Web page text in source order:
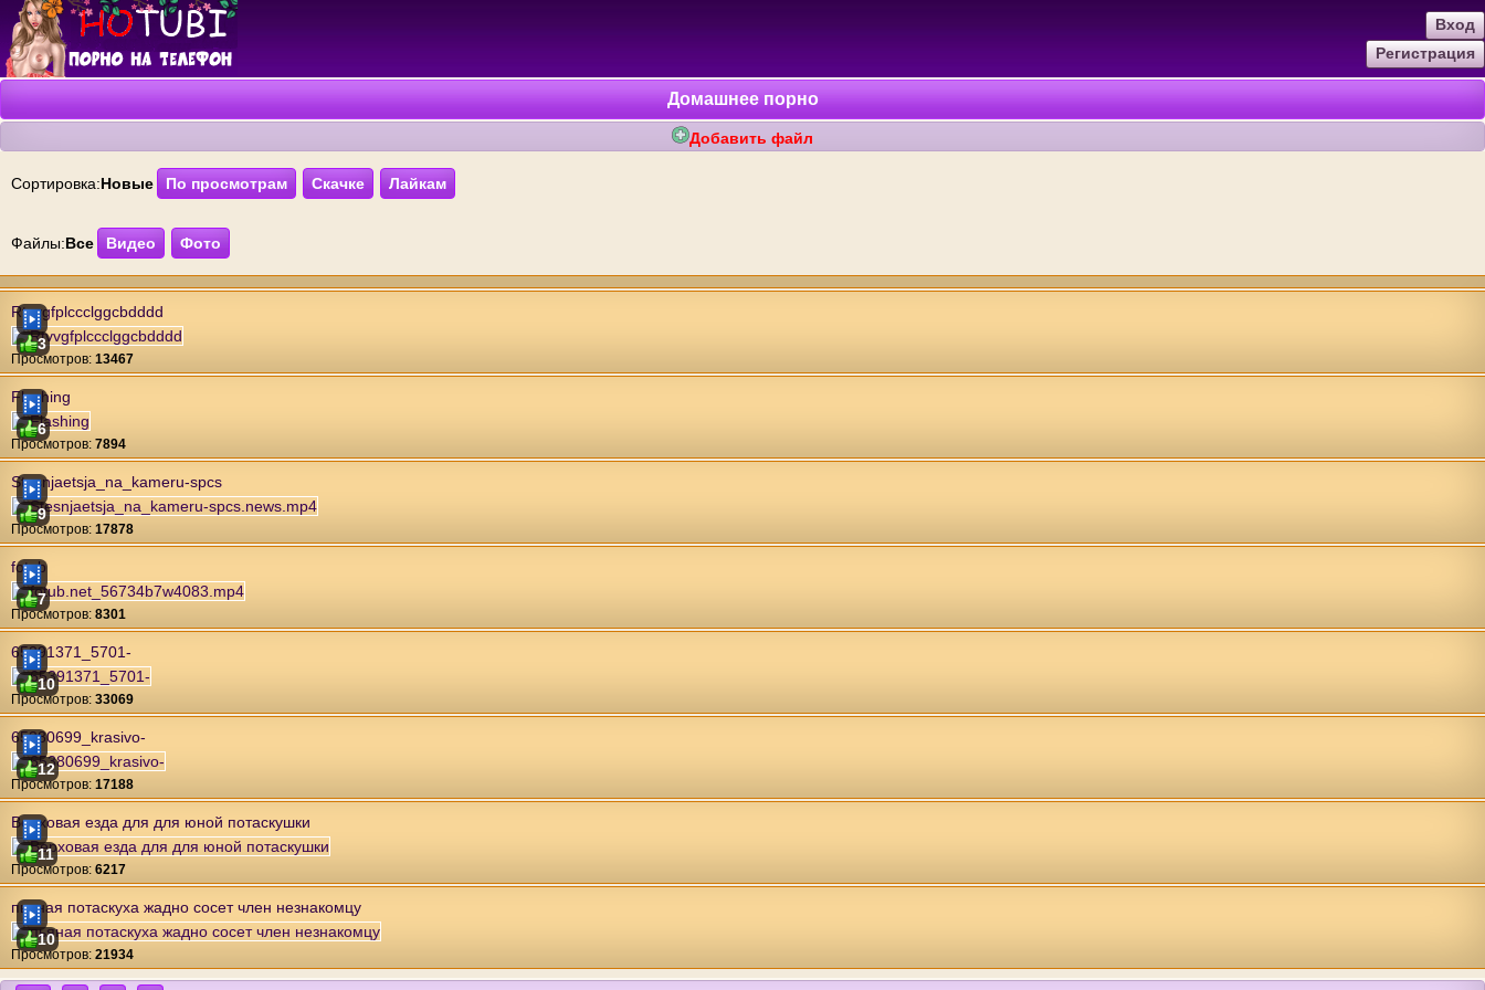
Вход
Регистрация
Домашнее порно
Добавить файл
Сортировка:Новые По просмотрам Скачке Лайкам
Файлы:Все Видео Фото
Rtvvgfplccclggcbdddd
3
Проcмотров: 13467
Flashing
6
Проcмотров: 7894
Stesnjaetsja_na_kameru-spcs
9
Проcмотров: 17878
fotub
7
Проcмотров: 8301
65391371_5701-
10
Проcмотров: 33069
65380699_krasivo-
12
Проcмотров: 17188
Верховая езда для для юной потаскушки
11
Проcмотров: 6217
пьяная потаскуха жадно сосет член незнакомцу
10
Проcмотров: 21934